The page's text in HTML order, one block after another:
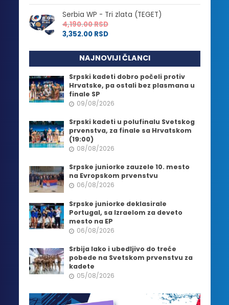
Serbia WP - Tri zlata (TEGET)
4,190.00RSD
3,352.00 RSD
NAJNOVIJI ČLANCI
Srpski kadeti dobro počeli protiv
Hrvatske, pa ostali bez plasmana u
finale SP
09/08/2026
Srpski kadeti u polufinalu Svetskog
prvenstva, za finale sa Hrvatskom
(19:00)
08/08/2026
Srpske juniorke zauzele 10. mesto
na Evropskom prvenstvu
06/08/2026
Srpske juniorke deklasirale
Portugal, sa Izraelom za deveto
mesto na EP
06/08/2026
Srbija lako i ubedljivo do treće
pobede na Svetskom prvenstvu za
kadete
05/08/2026